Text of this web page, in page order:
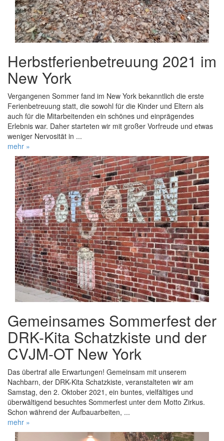
Herbstferienbetreuung 2021 im
New York
Vergangenen Sommer fand im New York bekanntlich die erste
Ferienbetreuung statt, die sowohl für die Kinder und Eltern als
auch für die Mitarbeitenden ein schönes und einprägendes
Erlebnis war. Daher starteten wir mit großer Vorfreude und etwas
weniger Nervosität in ...
mehr »
Gemeinsames Sommerfest der
DRK-Kita Schatzkiste und der
CVJM-OT New York
Das übertraf alle Erwartungen! Gemeinsam mit unserem
Nachbarn, der DRK-Kita Schatzkiste, veranstalteten wir am
Samstag, den 2. Oktober 2021, ein buntes, vielfältiges und
überwältigend besuchtes Sommerfest unter dem Motto Zirkus.
Schon während der Aufbauarbeiten, ...
mehr »